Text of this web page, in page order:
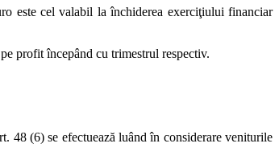
este cel valabil la închiderea exerciţiului financiar
profit începând cu trimestrul respectiv.
48 (6) se efectuează luând în considerare veniturile